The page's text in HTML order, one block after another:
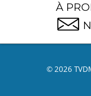
À
© 2026